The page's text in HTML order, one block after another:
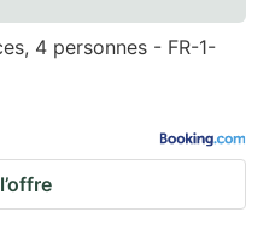
4 personnes - FR-1-